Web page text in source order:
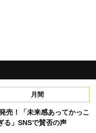
月間
売！「未来感あってかっこ
る」SNSで賛否の声